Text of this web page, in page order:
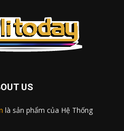
US
là sản phẩm của Hệ Thống